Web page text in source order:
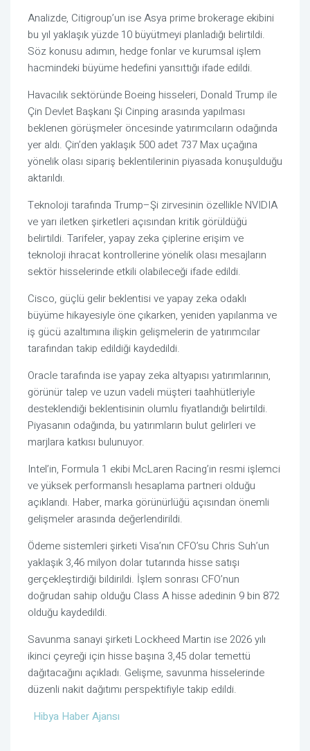
Analizde, Citigroup’un ise Asya prime brokerage ekibini
bu yıl yaklaşık yüzde 10 büyütmeyi planladığı belirtildi.
Söz konusu adımın, hedge fonlar ve kurumsal işlem
hacmindeki büyüme hedefini yansıttığı ifade edildi.
Havacılık sektöründe Boeing hisseleri, Donald Trump ile
Çin Devlet Başkanı Şi Cinping arasında yapılması
beklenen görüşmeler öncesinde yatırımcıların odağında
yer aldı. Çin’den yaklaşık 500 adet 737 Max uçağına
yönelik olası sipariş beklentilerinin piyasada konuşulduğu
aktarıldı.
Teknoloji tarafında Trump–Şi zirvesinin özellikle NVIDIA
ve yarı iletken şirketleri açısından kritik görüldüğü
belirtildi. Tarifeler, yapay zeka çiplerine erişim ve
teknoloji ihracat kontrollerine yönelik olası mesajların
sektör hisselerinde etkili olabileceği ifade edildi.
Cisco, güçlü gelir beklentisi ve yapay zeka odaklı
büyüme hikayesiyle öne çıkarken, yeniden yapılanma ve
iş gücü azaltımına ilişkin gelişmelerin de yatırımcılar
tarafından takip edildiği kaydedildi.
Oracle tarafında ise yapay zeka altyapısı yatırımlarının,
görünür talep ve uzun vadeli müşteri taahhütleriyle
desteklendiği beklentisinin olumlu fiyatlandığı belirtildi.
Piyasanın odağında, bu yatırımların bulut gelirleri ve
marjlara katkısı bulunuyor.
Intel’in, Formula 1 ekibi McLaren Racing’in resmi işlemci
ve yüksek performanslı hesaplama partneri olduğu
açıklandı. Haber, marka görünürlüğü açısından önemli
gelişmeler arasında değerlendirildi.
Ödeme sistemleri şirketi Visa’nın CFO’su Chris Suh’un
yaklaşık 3,46 milyon dolar tutarında hisse satışı
gerçekleştirdiği bildirildi. İşlem sonrası CFO’nun
doğrudan sahip olduğu Class A hisse adedinin 9 bin 872
olduğu kaydedildi.
Savunma sanayi şirketi Lockheed Martin ise 2026 yılı
ikinci çeyreği için hisse başına 3,45 dolar temettü
dağıtacağını açıkladı. Gelişme, savunma hisselerinde
düzenli nakit dağıtımı perspektifiyle takip edildi.
Hibya Haber Ajansı